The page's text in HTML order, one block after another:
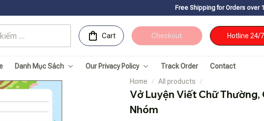
Free Shipping for Orders over 150USDㅤ✨ Chúc
Cart Checkout Hotline 24/7
Danh Mục Sách Our Privacy Policy Track Order
Contact
Home
All products
Vở Luyện Viết Chữ Thường,
Nhóm